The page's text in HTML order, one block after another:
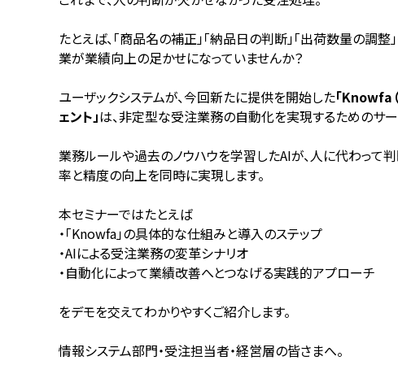
たとえば、「商品名の補正」「納品日の判断」「出荷数量の調
業が業績向上の足かせになっていませんか？
ユーザックシステムが、今回新たに提供を開始した「Knowfa
ェント」は、非定型な受注業務の自動化を実現するためのサー
業務ルールや過去のノウハウを学習したAIが、人に代わって
率と精度の向上を同時に実現します。
本セミナーではたとえば
・「Knowfa」の具体的な仕組みと導入のステップ
・AIによる受注業務の変革シナリオ
・自動化によって業績改善へとつなげる実践的アプローチ
をデモを交えてわかりやすくご紹介します。
情報システム部門・受注担当者・経営層の皆さまへ。